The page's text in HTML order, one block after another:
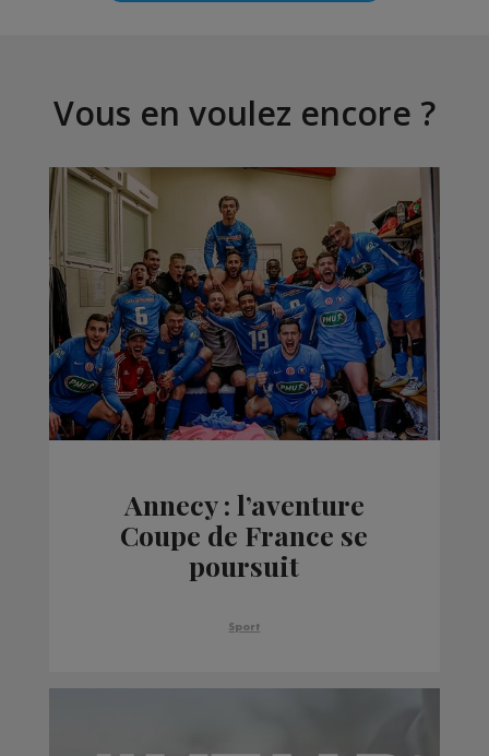
Vous en voulez encore ?
Annecy : l’aventure
Coupe de France se
poursuit
Sport